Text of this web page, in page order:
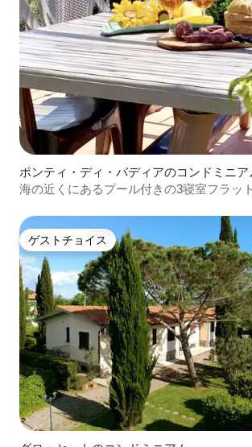
ポンティ・ディ・バディアのコンドミニア
海の近くにあるプール付きの3寝室フラット
ゲストチョイス
ゲストチョイス